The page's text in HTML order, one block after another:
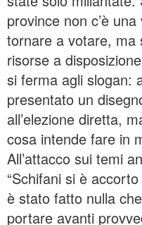
province non c’è
tornare a votare, ma
risorse a
si ferma agli slogan:
presentato un
all’elezione diretta,
cosa intende fare in
All’attacco sui temi
“Schifani si è
è stato fatto nulla
portare avanti